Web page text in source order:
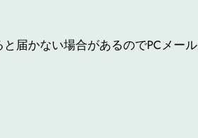
届かない場合があるのでPCメー